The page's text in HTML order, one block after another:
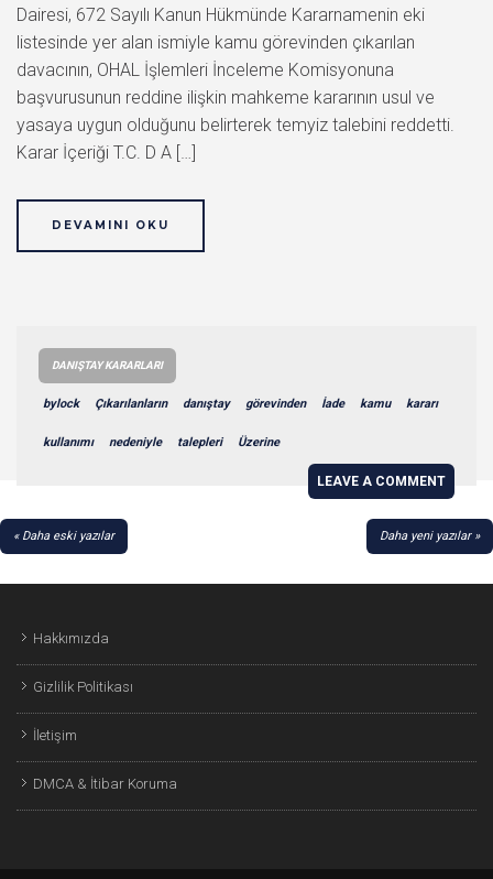
Dairesi, 672 Sayılı Kanun Hükmünde Kararnamenin eki
listesinde yer alan ismiyle kamu görevinden çıkarılan
davacının, OHAL İşlemleri İnceleme Komisyonuna
başvurusunun reddine ilişkin mahkeme kararının usul ve
yasaya uygun olduğunu belirterek temyiz talebini reddetti.
Karar İçeriği T.C. D A […]
DEVAMINI OKU
DANIŞTAY KARARLARI
bylock Çıkarılanların danıştay görevinden İade kamu kararı
kullanımı nedeniyle talepleri Üzerine
LEAVE A COMMENT
YAZI
Daha eski yazılar Daha yeni yazılar
Hakkımızda
Gizlilik Politikası
İletişim
DMCA & İtibar Koruma